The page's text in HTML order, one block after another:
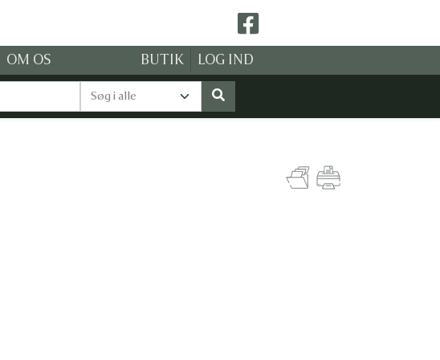
OM OS BUTIK LOG IND